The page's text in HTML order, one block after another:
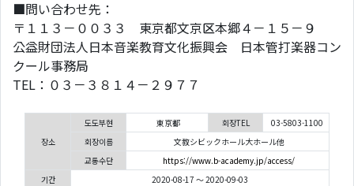
■問い合わせ先：
〒１１３－００３３ 東京都文京区本郷４－１５－９
公益財団法人日本音楽教育文化振興会 日本管打楽器コン
クール事務局
TEL：０３－３８１４－２９７７
장소
도도부현 東京都 회장TEL
03-5803-1100
회장이름
文教シビックホール大ホール他
교통수단
https://www.b-academy.jp/access/
기간
2020-08-17 ～ 2020-09-03